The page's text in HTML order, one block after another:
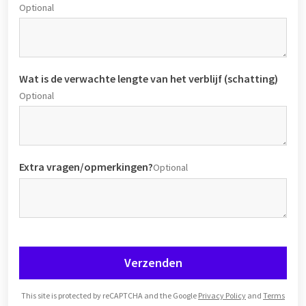
Optional
Wat is de verwachte lengte van het verblijf (schatting)
Optional
Extra vragen/opmerkingen?Optional
Verzenden
This site is protected by reCAPTCHA and the Google Privacy Policy and Terms